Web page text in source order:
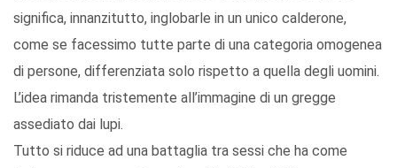
significa, innanzitutto, inglobarle in un unico calderone,
come se facessimo tutte parte di una categoria omogenea
di persone, differenziata solo rispetto a quella degli uomini.
L’idea rimanda tristemente all’immagine di un gregge
assediato dai lupi.
Tutto si riduce ad una battaglia tra sessi che ha come